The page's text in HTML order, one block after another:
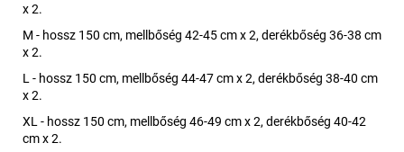
x 2.
M - hossz 150 cm, mellbőség 42-45 cm x 2, derékbőség 36-38 cm
x 2.
L - hossz 150 cm, mellbőség 44-47 cm x 2, derékbőség 38-40 cm
x 2.
XL - hossz 150 cm, mellbőség 46-49 cm x 2, derékbőség 40-42
cm x 2.